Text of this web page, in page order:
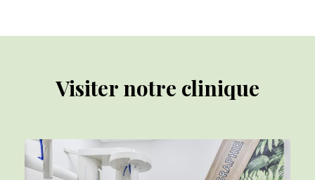
Visiter notre clinique